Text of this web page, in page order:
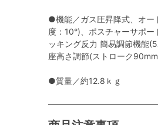
●機能／ガス圧昇降式、オー
度：10°)、ポスチャーサポ
ッキング反力 簡易調節機能
座高さ調節(ストローク
●質量／約12.8ｋｇ